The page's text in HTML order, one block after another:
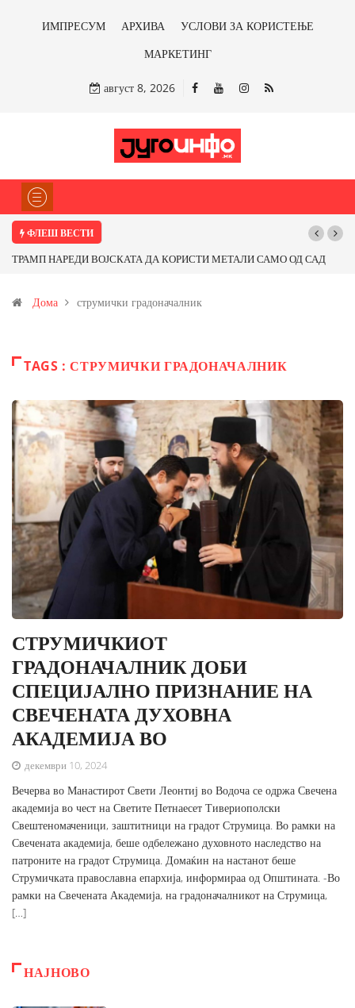
ИМПРЕСУМ АРХИВА
УСЛОВИ ЗА КОРИСТЕЊЕ
МАРКЕТИНГ
август 8, 2026
ФЛЕШ ВЕСТИ
ТРАМП НАРЕДИ ВОЈСКАТА ДА КОРИСТИ МЕТАЛИ САМО ОД САД
Иловица и со антимонот?
Дома струмички градоначалник
TAGS : СТРУМИЧКИ ГРАДОНАЧАЛНИК
СТРУМИЧКИОТ
ГРАДОНАЧАЛНИК ДОБИ
СПЕЦИЈАЛНО ПРИЗНАНИЕ НА
СВЕЧЕНАТА ДУХОВНА
АКАДЕМИЈА ВО
декември 10, 2024
Вечерва во Манастирот Свети Леонтиј во Водоча се одржа Свечена
академија во чест на Светите Петнаесет Тивериополски
Свештеномаченици, заштитници на градот Струмица. Во рамки на
Свечената академија, беше одбележано духовното наследство на
патроните на градот Струмица. Домаќин на настанот беше
Струмичката православна епархија, информираа од Општината. -Во
рамки на Свечената Академија, на градоначалникот на Струмица,
[…]
НАЈНОВО